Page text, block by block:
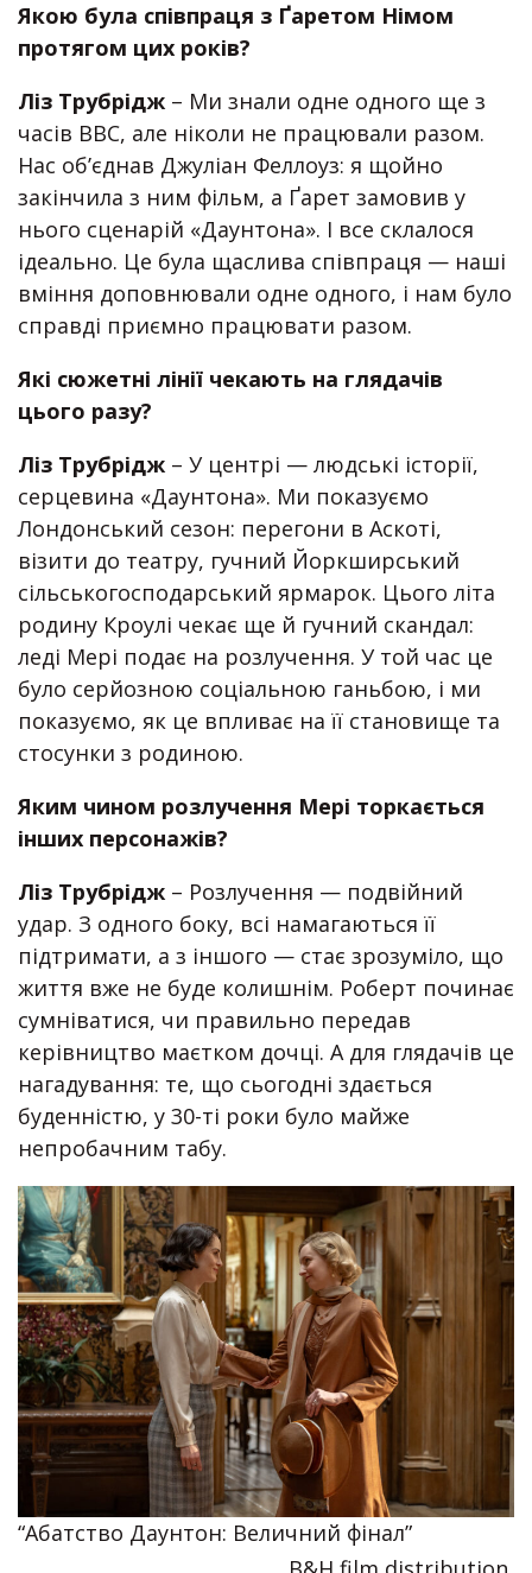
Якою була співпраця з Ґаретом Німом
протягом цих років?
Ліз Трубрідж – Ми знали одне одного ще з
часів BBC, але ніколи не працювали разом.
Нас об’єднав Джуліан Феллоуз: я щойно
закінчила з ним фільм, а Ґарет замовив у
нього сценарій «Даунтона». І все склалося
ідеально. Це була щаслива співпраця — наші
вміння доповнювали одне одного, і нам було
справді приємно працювати разом.
Які сюжетні лінії чекають на глядачів
цього разу?
Ліз Трубрідж – У центрі — людські історії,
серцевина «Даунтона». Ми показуємо
Лондонський сезон: перегони в Аскоті,
візити до театру, гучний Йоркширський
сільськогосподарський ярмарок. Цього літа
родину Кроулі чекає ще й гучний скандал:
леді Мері подає на розлучення. У той час це
було серйозною соціальною ганьбою, і ми
показуємо, як це впливає на її становище та
стосунки з родиною.
Яким чином розлучення Мері торкається
інших персонажів?
Ліз Трубрідж – Розлучення — подвійний
удар. З одного боку, всі намагаються її
підтримати, а з іншого — стає зрозуміло, що
життя вже не буде колишнім. Роберт починає
сумніватися, чи правильно передав
керівництво маєтком дочці. А для глядачів це
нагадування: те, що сьогодні здається
буденністю, у 30-ті роки було майже
непробачним табу.
“Абатство Даунтон: Величний фінал”